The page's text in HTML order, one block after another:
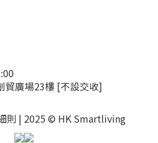
貿廣場23樓 [不設交收]
則 | 2025 © HK Smartliving